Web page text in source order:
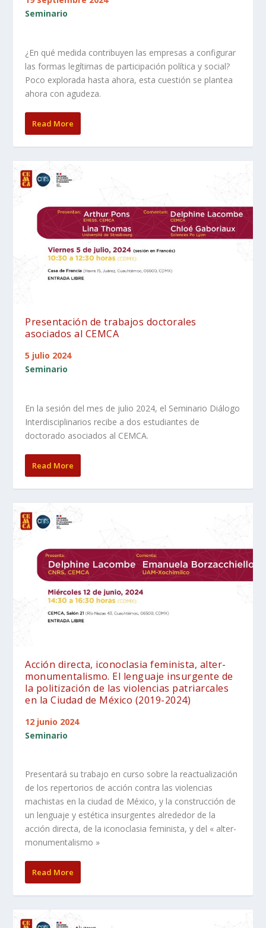
Seminario
¿En qué medida contribuyen las empresas a configurar
las formas legítimas de participación política y social?
Poco explorada hasta ahora, esta cuestión se plantea
ahora con agudeza.
Read More
Presentación de trabajos doctorales
asociados al CEMCA
5 julio 2024
Seminario
En la sesión del mes de julio 2024, el Seminario Diálogo
Interdisciplinarios recibe a dos estudiantes de
doctorado asociados al CEMCA.
Read More
Acción directa, iconoclasia feminista, alter-
monumentalismo. El lenguaje insurgente de
la politización de las violencias patriarcales
en la Ciudad de México (2019-2024)
12 junio 2024
Seminario
Presentará su trabajo en curso sobre la reactualización
de los repertorios de acción contra las violencias
machistas en la ciudad de México, y la construcción de
un lenguaje y estética insurgentes alrededor de la
acción directa, de la iconoclasia feminista, y del « alter-
monumentalismo »
Read More